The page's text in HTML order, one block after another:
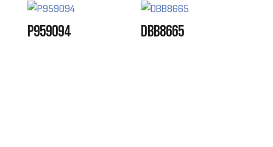
P959094 DBB8665